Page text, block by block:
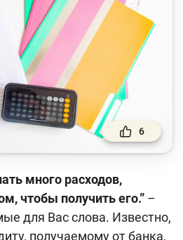
политика и ее элементы
банковских услуг
6
много расходов,
чтобы получить его.” –
для Вас слова. Известно,
получаемому от банка,